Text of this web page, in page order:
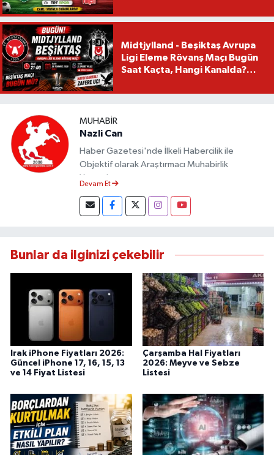
Midtjylland - Beşiktaş Avrupa
Ligi Eleme Rövanş Maçı Bugün
Saat Kaçta, Hangi Kanalda?
MUHABIR
Nazli Can
Haber Gazetesi'nde İlkeli Habercilik ile
Objektif olarak Araştırmacı Muhabirlik
Yapmaktayım.
Devam Et
Bunlar da ilginizi çekebilir
Irak iPhone Fiyatları 2026:
Güncel iPhone 17, 16, 15, 13
ve 14 Fiyat Listesi
Çarşamba Hal Fiyatları
2026: Meyve ve Sebze
Listesi